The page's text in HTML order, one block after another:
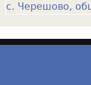
с. Черешово,